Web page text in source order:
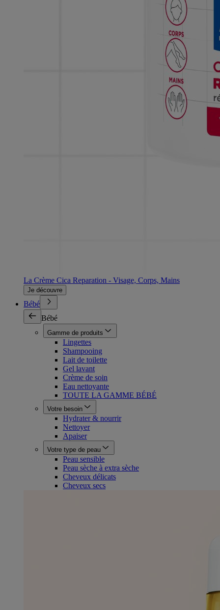
La Crème Cica Reparation - Visage, Corps, Mains
Je découvre
Bébé
Bébé
Gamme de produits
Lingettes
Shampooing
Lait de toilette
Gel lavant
Crème de soin
Eau nettoyante
TOUTE LA GAMME BÉBÉ
Votre besoin
Hydrater & nourrir
Nettoyer
Apaiser
Votre type de peau
Peau sensible
Peau sèche à extra sèche
Cheveux délicats
Cheveux secs